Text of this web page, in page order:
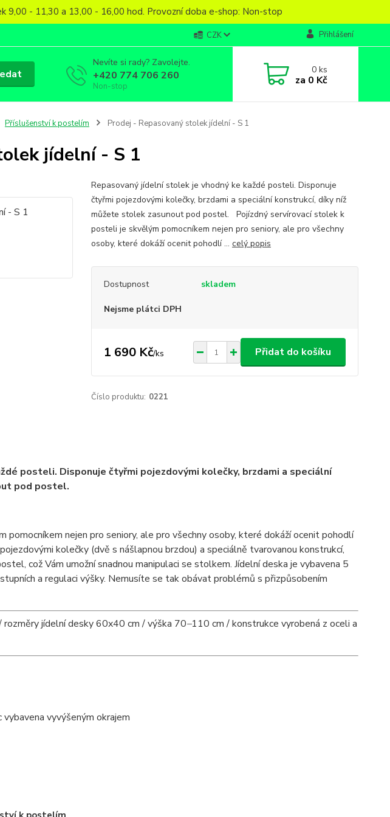
9,00 - 11,30 a 13,00 - 16,00 hod. Provozní doba e-shop: Non-stop
CZK Přihlášení
Nevíte si rady? Zavolejte.
+420 774 706 260
Non-stop
0ks
za 0 Kč
Příslušenství k postelím Prodej - Repasovaný stolek jídelní - S 1
jídelní - S 1
Repasovaný jídelní stolek je vhodný ke každé posteli. Disponuje
čtyřmi pojezdovými kolečky, brzdami a speciální konstrukcí, díky níž
můžete stolek zasunout pod postel. Pojízdný servírovací stolek k
posteli je skvělým pomocníkem nejen pro seniory, ale pro všechny
osoby, které dokáží ocenit pohodlí ... celý popis
Dostupnost skladem
Nejsme plátci DPH
1 690 Kč/ks Přidat do košíku
Číslo produktu: 0221
posteli. Disponuje čtyřmi pojezdovými kolečky, brzdami a speciální
pod postel.
nejen pro seniory, ale pro všechny osoby, které dokáží ocenit pohodlí
kolečky (dvě s nášlapnou brzdou) a speciálně tvarovanou konstrukcí,
což Vám umožní snadnou manipulaci se stolkem. Jídelní deska je vybavena 5
a regulaci výšky. Nemusíte se tak obávat problémů s přizpůsobením
jídelní desky 60x40 cm / výška 70–110 cm / konstrukce vyrobená z oceli a
vyvýšeným okrajem